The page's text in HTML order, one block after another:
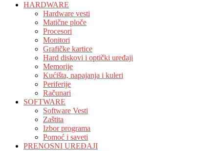
HARDWARE
Hardware vesti
Matične ploče
Procesori
Monitori
Grafičke kartice
Hard diskovi i optički uređaji
Memorije
Kućišta, napajanja i kuleri
Periferije
Računari
SOFTWARE
Software Vesti
Zaštita
Izbor programa
Pomoć i saveti
PRENOSNI UREĐAJI